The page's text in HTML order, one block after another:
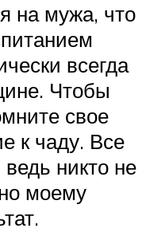
на мужа, что
всегда
Чтобы
свое
к чаду. Все
никто не
моему